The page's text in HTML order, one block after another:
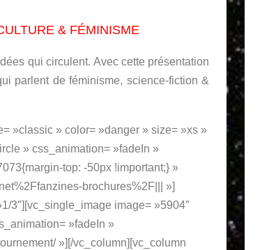
& FÉMINISME
qui circulent. Avec cette présentation
parlent de féminisme, science-fiction &
»classic » color= »danger » size= »xs »
» css_animation= »fadeIn »
top: -50px !important;} »
brochures%2F||| »]
3″][vc_single_image image= »5904″
»fadeIn »
»][/vc_column][vc_column